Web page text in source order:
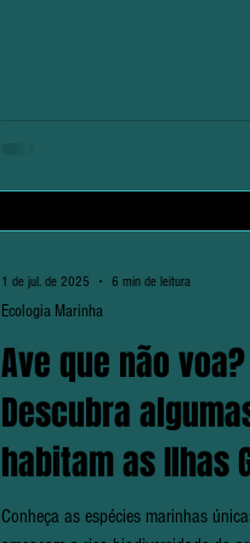
Ave que não
Descubra
habitam as Ilhas
Conheça as espécies marinhas
Ecologia Marinha
1 de jul. de 2025 6 min de leitura